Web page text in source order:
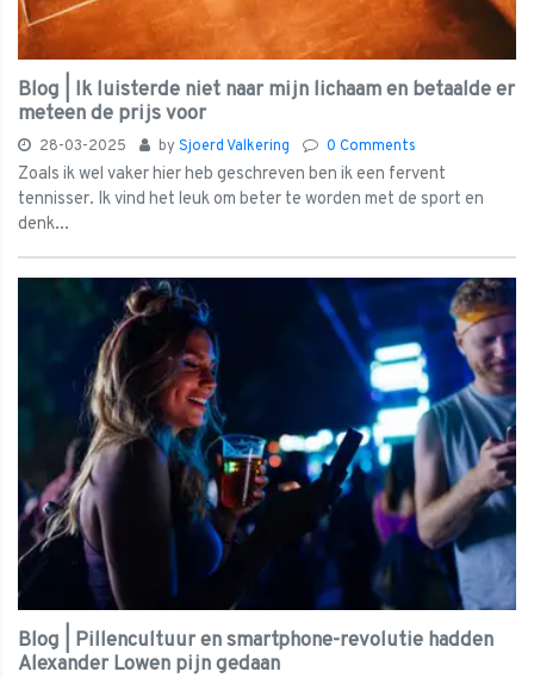
Blog | Ik luisterde niet naar mijn lichaam en betaalde er
meteen de prijs voor
28-03-2025 by Sjoerd Valkering 0 Comments
Zoals ik wel vaker hier heb geschreven ben ik een fervent
tennisser. Ik vind het leuk om beter te worden met de sport en
denk...
Blog | Pillencultuur en smartphone-revolutie hadden
Alexander Lowen pijn gedaan